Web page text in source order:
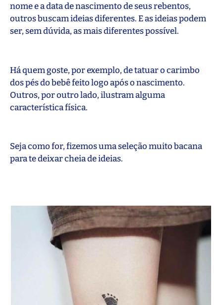
nome e a data de nascimento de seus rebentos,
outros buscam ideias diferentes. E as ideias podem
ser, sem dúvida, as mais diferentes possível.
Há quem goste, por exemplo, de tatuar o carimbo
dos pés do bebê feito logo após o nascimento.
Outros, por outro lado, ilustram alguma
característica física.
Seja como for, fizemos uma seleção muito bacana
para te deixar cheia de ideias.